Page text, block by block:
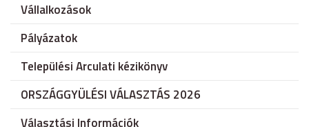
Vállalkozások
Pályázatok
Települési Arculati kézikönyv
ORSZÁGGYÜLÉSI VÁLASZTÁS 2026
Választási Információk